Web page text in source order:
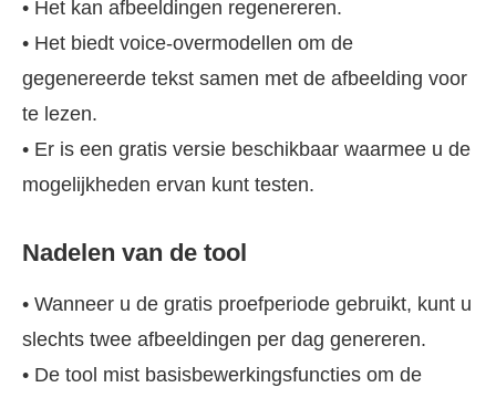
• Het kan afbeeldingen regenereren.
• Het biedt voice-overmodellen om de
gegenereerde tekst samen met de afbeelding voor
te lezen.
• Er is een gratis versie beschikbaar waarmee u de
mogelijkheden ervan kunt testen.
Nadelen van de tool
• Wanneer u de gratis proefperiode gebruikt, kunt u
slechts twee afbeeldingen per dag genereren.
• De tool mist basisbewerkingsfuncties om de